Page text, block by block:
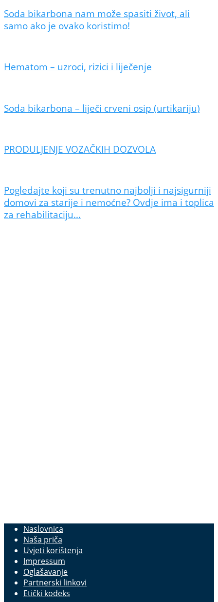
Soda bikarbona nam može spasiti život, ali
samo ako je ovako koristimo!
Hematom – uzroci, rizici i liječenje
Soda bikarbona – liječi crveni osip (urtikariju)
PRODULJENJE VOZAČKIH DOZVOLA
Pogledajte koji su trenutno najbolji i najsigurniji
domovi za starije i nemoćne? Ovdje ima i toplica
za rehabilitaciju…
Naslovnica
Naša priča
Uvjeti korištenja
Impressum
Oglašavanje
Partnerski linkovi
Etički kodeks